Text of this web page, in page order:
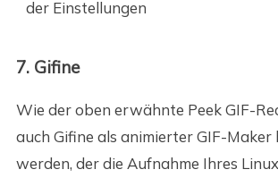
der Einstellungen
7. Gifine
Wie der oben erwähnte Peek GIF-
auch Gifine als animierter GIF-
werden, der die Aufnahme Ihres